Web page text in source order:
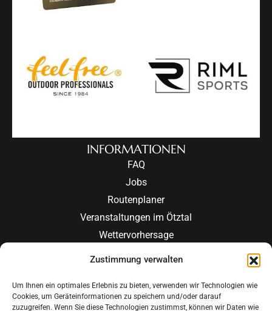
Zustimmung verwalten
Um Ihnen ein optimales Erlebnis zu bieten, verwenden wir Technologien wie
Cookies, um Geräteinformationen zu speichern und/oder darauf
zuzugreifen. Wenn Sie diese Technologien zustimmst, können wir Daten wie
INFORMATIONEN
FAQ
Jobs
Routenplaner
Veranstaltungen im Ötztal
Wettervorhersage
JETZT BUCHEN